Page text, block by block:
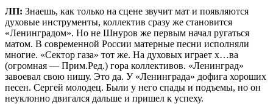
ЛП: Знаешь, как только на сцене звучит мат и появляются
духовые инструменты, коллектив сразу же становится
«Ленинградом». Но не Шнуров же первым начал ругаться
матом. В современной России матерные песни исполняли
многие. «Сектор газа» тот же. На духовых играет х…ва
(огромная — Прим.Ред.) гора коллективов. «Ленинград»
завоевал свою нишу. Это да. У «Ленинграда» дофига хороших
песен. Сергей молодец. Были у него спады и подъемы, но он
неуклонно двигался дальше и пришел к успеху.